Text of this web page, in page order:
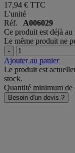
17,94 € TTC
L'unité
Réf. A006029
Ce produit est déjà
Le même produit ne
-
Ajouter au panier
Le produit est
stock.
Quantité minimum de
Besoin d'un devis ?